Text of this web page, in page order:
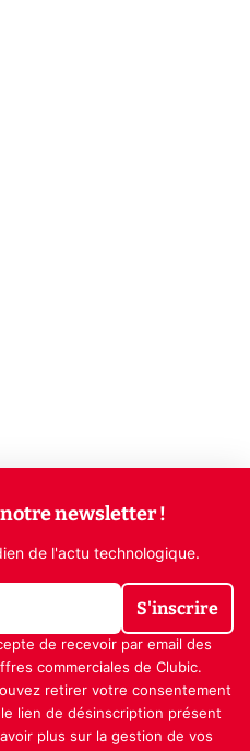
newsletter !
de l'actu technologique.
S'inscrire
de recevoir par email des
commerciales de Clubic.
retirer votre consentement
lien de désinscription présent
plus sur la gestion de vos